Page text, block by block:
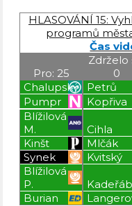
HLASOVÁNÍ 15:
programů
Čas
Pro: 25
Zdrželo
0
Chalupský
Petrů
Pumpr
Kopřiva
Blížilová
M.
Cihla
Kinšt
Mlčák
Synek
Kvitský
Blížilová
P.
Burian